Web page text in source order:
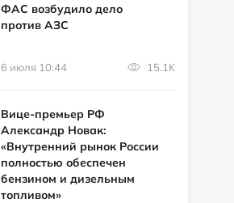
ФАС возбудило дело
против АЗС
6 июля 10:44 15.1K
Вице-премьер РФ
Александр Новак:
«Внутренний рынок России
полностью обеспечен
бензином и дизельным
топливом»